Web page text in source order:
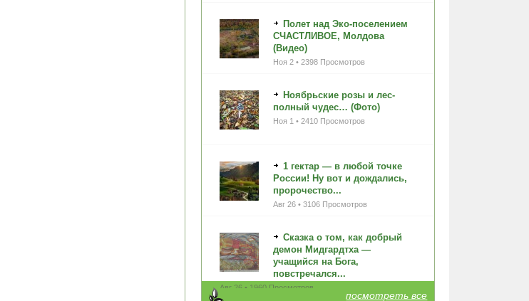
Полет над Эко-поселением
СЧАСТЛИВОЕ, Молдова
(Видео)
Ноя 2 • 2398 Просмотров
Ноябрьские розы и лес-
полный чудес… (Фото)
Ноя 1 • 2410 Просмотров
1 гектар — в любой точке
России! Ну вот и дождались,
пророчество...
Авг 26 • 3106 Просмотров
Сказка о том, как добрый
демон Мидгардтха —
учащийся на Бога,
повстречался...
Авг 26 • 1960 Просмотров
посмотреть все